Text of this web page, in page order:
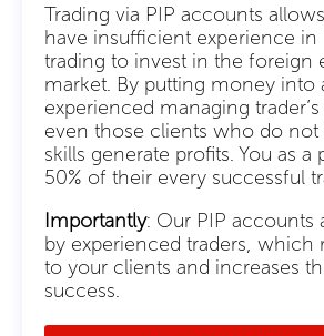
Trading via PIP accounts
have insufficient experience
trading to invest in the foreign
market. By putting money into
experienced managing
even those clients who do not
skills generate profits. You as a
50% of their every successful
Importantly: Our PIP accounts
by experienced traders, which
to your clients and increases
success.